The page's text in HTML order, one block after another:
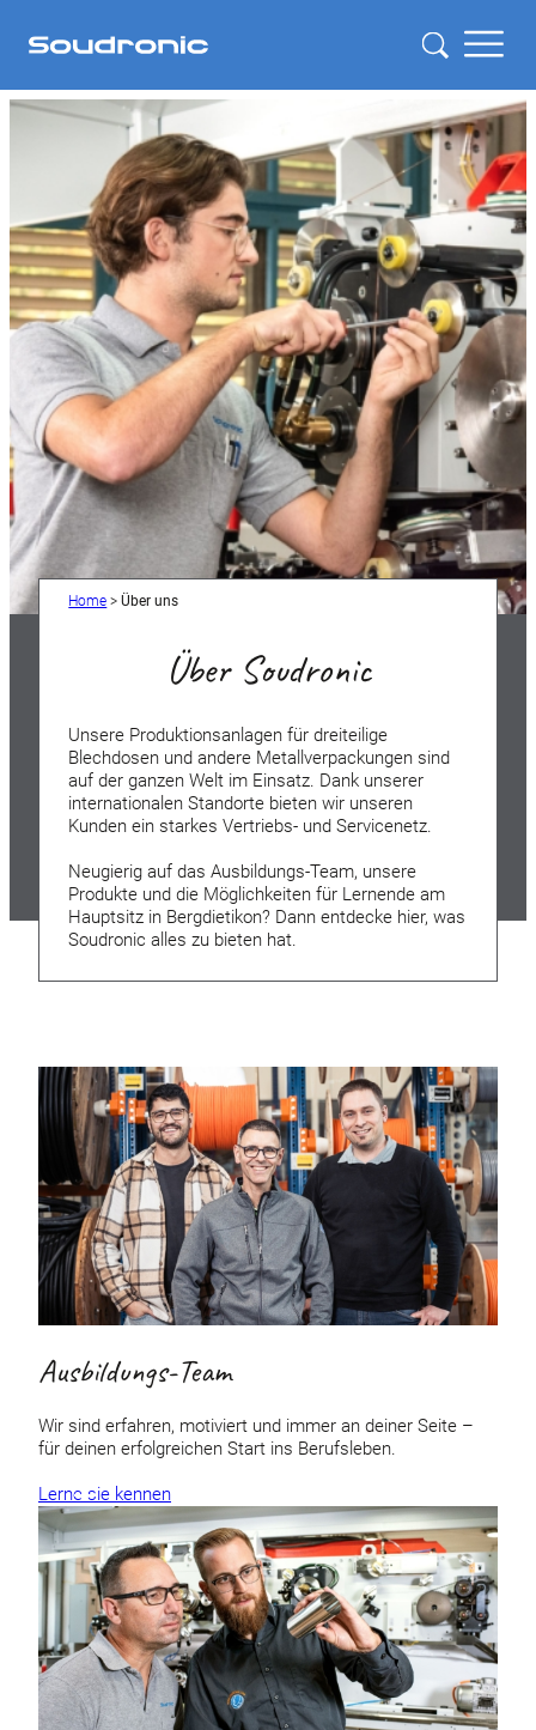
Home >Über uns
Über Soudronic
Unsere Produktionsanlagen für dreiteilige
Blechdosen und andere Metallverpackungen sind
auf der ganzen Welt im Einsatz. Dank unserer
internationalen Standorte bieten wir unseren
Kunden ein starkes Vertriebs- und Servicenetz.
Neugierig auf das Ausbildungs-Team, unsere
Produkte und die Möglichkeiten für Lernende am
Hauptsitz in Bergdietikon? Dann entdecke hier, was
Soudronic alles zu bieten hat.
Ausbildungs-Team
Wir sind erfahren, motiviert und immer an deiner Seite –
für deinen erfolgreichen Start ins Berufsleben.
Lerne sie kennen